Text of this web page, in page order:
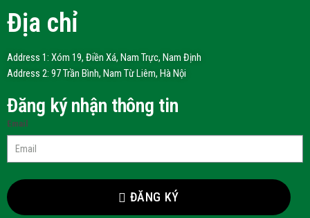
Địa chỉ
Address 1: Xóm 19, Điền Xá, Nam Trực, Nam Định
Address 2: 97 Trần Bình, Nam Từ Liêm, Hà Nội
Đăng ký nhận thông tin
Email
ĐĂNG KÝ